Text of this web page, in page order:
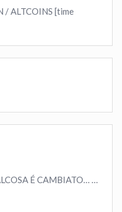
/ ALTCOINS [time
#bitcoin #crypto #trading